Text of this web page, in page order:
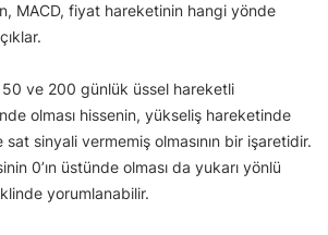
MACD, fiyat hareketinin hangi yönde
50 ve 200 günlük üssel hareketli
olması hissenin, yükseliş hareketinde
sinyali vermemiş olmasının bir işaretidir.
0’ın üstünde olması da yukarı yönlü
yorumlanabilir.